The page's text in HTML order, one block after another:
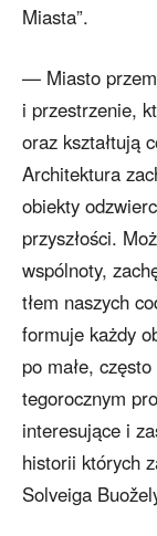
Miasta”.
— Miasto
i przestrzenie,
oraz kształtują
Architektura
obiekty
przyszłości.
wspólnoty,
tłem naszych
formuje każdy
po małe,
tegorocznym
interesujące i
historii których
Solveiga